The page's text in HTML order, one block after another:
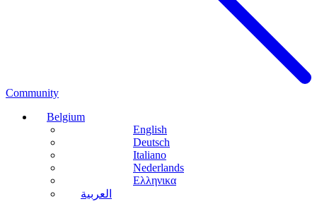
Community
Belgium
English
Deutsch
Italiano
Nederlands
Ελληνικα
العربية